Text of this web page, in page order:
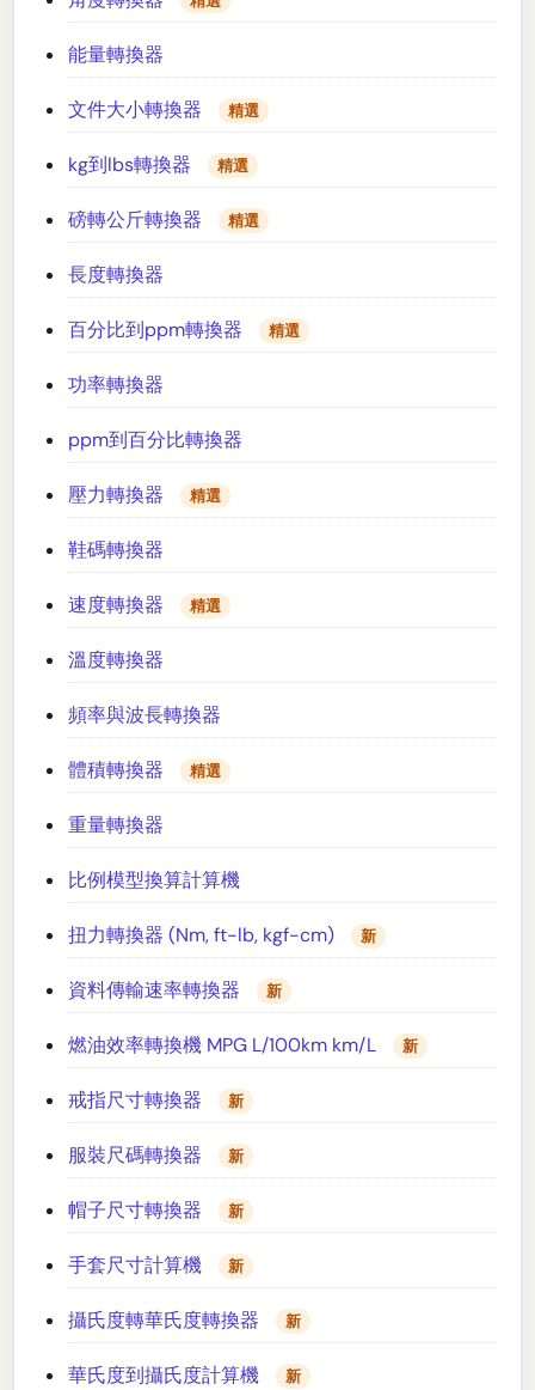
能量轉換器
文件大小轉換器 精選
kg到lbs轉換器 精選
磅轉公斤轉換器 精選
長度轉換器
百分比到ppm轉換器 精選
功率轉換器
ppm到百分比轉換器
壓力轉換器 精選
鞋碼轉換器
速度轉換器 精選
溫度轉換器
頻率與波長轉換器
體積轉換器 精選
重量轉換器
比例模型換算計算機
扭力轉換器 (Nm, ft-lb, kgf-cm) 新
資料傳輸速率轉換器 新
燃油效率轉換機 MPG L/100km km/L 新
戒指尺寸轉換器 新
服裝尺碼轉換器 新
帽子尺寸轉換器 新
手套尺寸計算機 新
攝氏度轉華氏度轉換器 新
華氏度到攝氏度計算機 新